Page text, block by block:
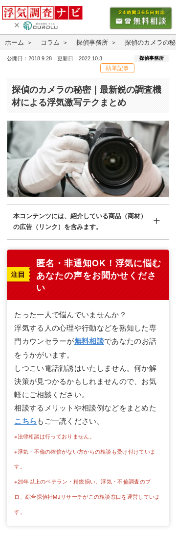
ホーム コラム 探偵事務所 探偵のカメラの
公開日：2018.9.28 更新日：2022.10.3
執筆記事
探偵事務所
探偵のカメラの秘密｜最新鋭の調査機
材による浮気激写テクまとめ
本コンテンツには、紹介している商品（商材）
の広告（リンク）を含みます。
匿名・非通知OK！ 浮気に悩む
あなたの声をお聞かせくださ
い
たった一人で悩んでいませんか？
浮気する人の心理や行動などを熟知した専
門カウンセラーが無料相談であなたのお話
をうかがいます。
しつこい電話勧誘はいたしません。何か解
決策が見つかるかもしれませんので、お気
軽にご相談ください。
相談するメリットや相談例などをまとめた
こちらもご一読ください。
※法律相談は行っておりません。
※浮気・不倫の確信がない方からの相談も受け付けていま
す。
※20年以上のベテラン・精鋭揃い、浮気・不倫調査のプ
ロ、綜合探偵社MJリサーチがこの相談窓口を運営していま
す。